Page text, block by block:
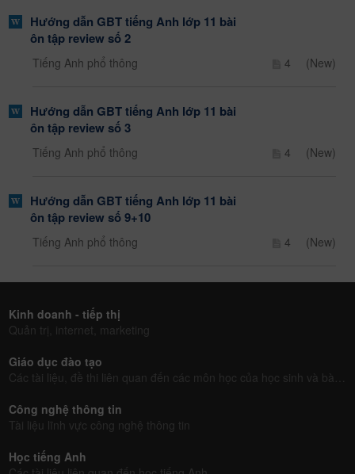
Hướng dẫn GBT tiếng Anh lớp 11 bài
ôn tập review số 2
Tiếng Anh phổ thông 4 (New)
Hướng dẫn GBT tiếng Anh lớp 11 bài
ôn tập review số 3
Tiếng Anh phổ thông 4 (New)
Hướng dẫn GBT tiếng Anh lớp 11 bài
ôn tập review số 9+10
Tiếng Anh phổ thông 4 (New)
Kinh doanh - tiếp thị
Quản trị, internet, marketing
Giáo dục đào tạo
Công nghệ thông tin
Tài liệu lĩnh vực công nghệ thông tin
Học tiếng Anh